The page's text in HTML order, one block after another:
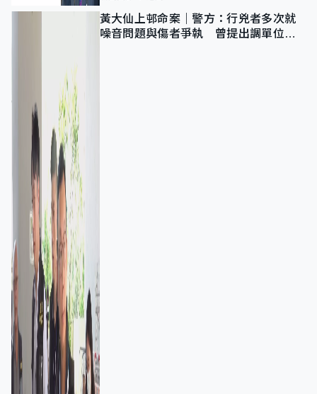
黃大仙上邨命案｜警方：行兇者多次就
噪音問題與傷者爭執 曾提出調單位已